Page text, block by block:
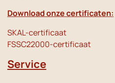
Download onze certificaten:
SKAL-certificaat
FSSC22000-certificaat
Service